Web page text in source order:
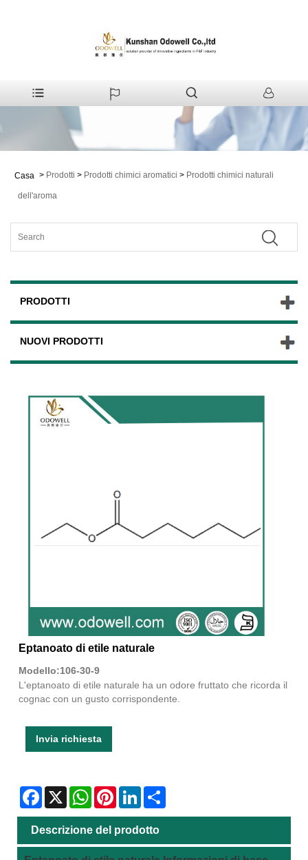
Casa > Prodotti > Prodotti chimici aromatici > Prodotti chimici naturali
dell'aroma
PRODOTTI
NUOVI PRODOTTI
Eptanoato di etile naturale
Modello:106-30-9
L'eptanoato di etile naturale ha un odore fruttato che ricorda il
cognac con un gusto corrispondente.
Invia richiesta
Facebook
X WhatsAppPinterestLinkedIn
Descrizione del prodotto